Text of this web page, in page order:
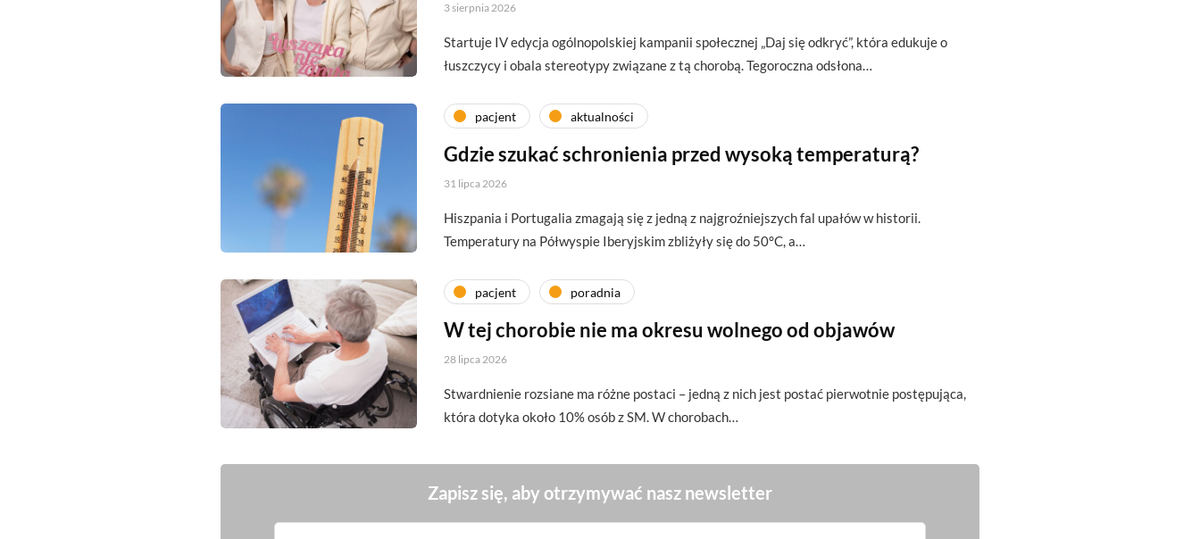
3 sierpnia 2026
Startuje IV edycja ogólnopolskiej kampanii społecznej „Daj się odkryć”, która edukuje o
łuszczycy i obala stereotypy związane z tą chorobą. Tegoroczna odsłona…
pacjent aktualności
Gdzie szukać schronienia przed wysoką temperaturą?
31 lipca 2026
Hiszpania i Portugalia zmagają się z jedną z najgroźniejszych fal upałów w historii.
Temperatury na Półwyspie Iberyjskim zbliżyły się do 50°C, a…
pacjent poradnia
W tej chorobie nie ma okresu wolnego od objawów
28 lipca 2026
Stwardnienie rozsiane ma różne postaci – jedną z nich jest postać pierwotnie postępująca,
która dotyka około 10% osób z SM. W chorobach…
Zapisz się, aby otrzymywać nasz newsletter